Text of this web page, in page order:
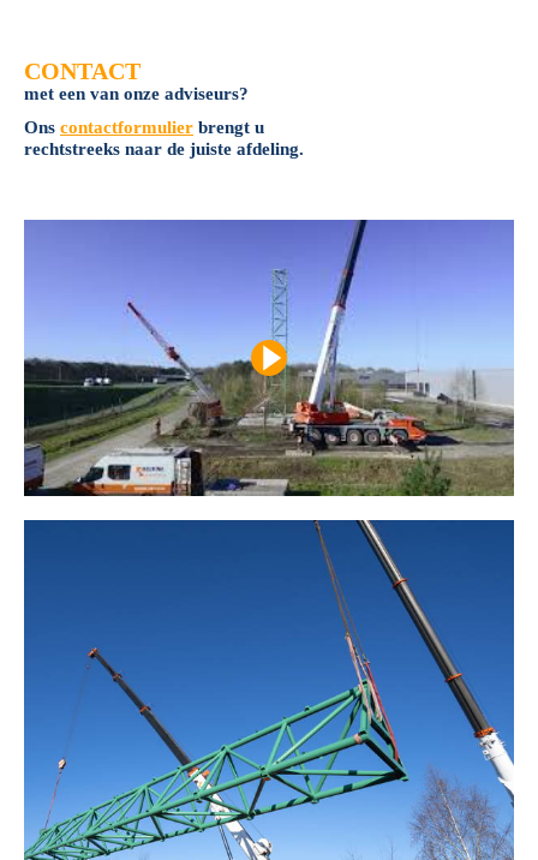
CONTACT
met een van onze adviseurs?
Ons contactformulier brengt u
rechtstreeks naar de juiste afdeling.